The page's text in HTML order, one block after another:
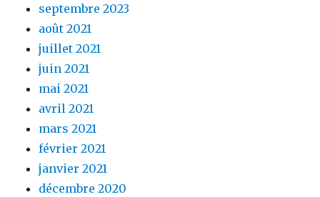
septembre 2023
août 2021
juillet 2021
juin 2021
mai 2021
avril 2021
mars 2021
février 2021
janvier 2021
décembre 2020